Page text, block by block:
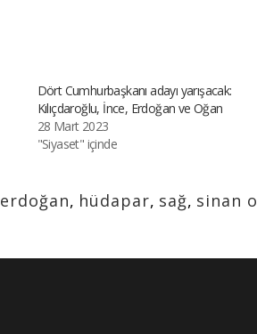
Dört Cumhurbaşkanı adayı yarışacak:
Kılıçdaroğlu, İnce, Erdoğan ve Oğan
28 Mart 2023
"Siyaset" içinde
erdoğan, hüdapar, sağ, sinan